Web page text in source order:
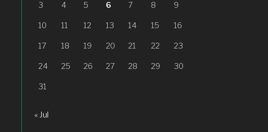
3 4 5 6 7 8 9
10 11 12 13 14 15 16
17 18 19 20 21 22 23
24 25 26 27 28 29 30
31
« Jul